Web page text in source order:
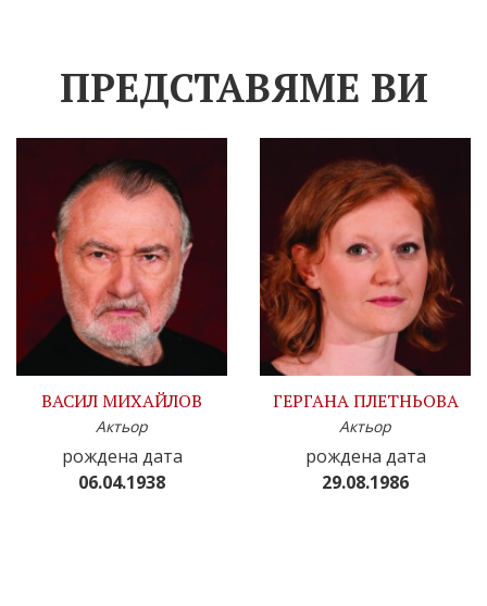
ПРЕДСТАВЯМЕ ВИ
ВАСИЛ МИХАЙЛОВ
Актьор
рождена дата
06.04.1938
ГЕРГАНА ПЛЕТНЬОВА
Актьор
рождена дата
29.08.1986